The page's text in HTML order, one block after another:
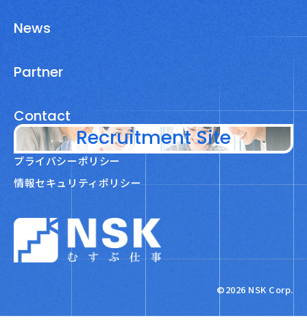
News
Partner
Contact
Recruitment Site
プライバシーポリシー
情報セキュリティポリシー
©2026 NSK Corp.